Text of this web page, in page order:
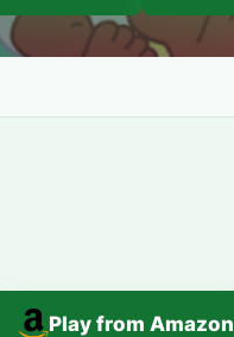
Play from Amazon